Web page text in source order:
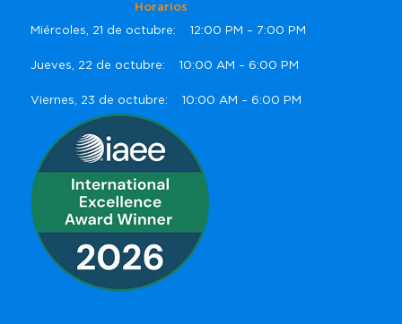
Horarios
Miércoles, 21 de octubre: 12:00 PM – 7:00 PM
Jueves, 22 de octubre: 10:00 AM – 6:00 PM
Viernes, 23 de octubre: 10:00 AM – 6:00 PM